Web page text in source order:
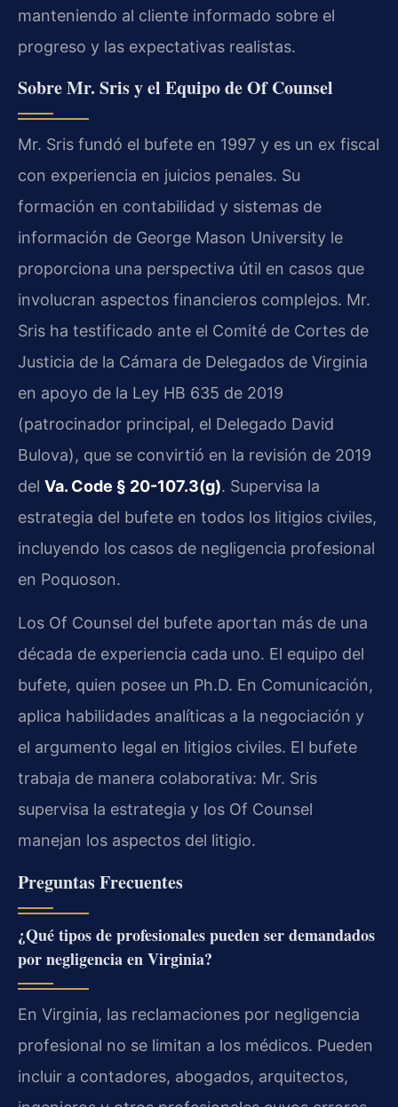
manteniendo al cliente informado sobre el
progreso y las expectativas realistas.
Sobre Mr. Sris y el Equipo de Of Counsel
Mr. Sris fundó el bufete en 1997 y es un ex fiscal
con experiencia en juicios penales. Su
formación en contabilidad y sistemas de
información de George Mason University le
proporciona una perspectiva útil en casos que
involucran aspectos financieros complejos. Mr.
Sris ha testificado ante el Comité de Cortes de
Justicia de la Cámara de Delegados de Virginia
en apoyo de la Ley HB 635 de 2019
(patrocinador principal, el Delegado David
Bulova), que se convirtió en la revisión de 2019
del Va. Code § 20-107.3(g). Supervisa la
estrategia del bufete en todos los litigios civiles,
incluyendo los casos de negligencia profesional
en Poquoson.
Los Of Counsel del bufete aportan más de una
década de experiencia cada uno. El equipo del
bufete, quien posee un Ph.D. En Comunicación,
aplica habilidades analíticas a la negociación y
el argumento legal en litigios civiles. El bufete
trabaja de manera colaborativa: Mr. Sris
supervisa la estrategia y los Of Counsel
manejan los aspectos del litigio.
Preguntas Frecuentes
¿Qué tipos de profesionales pueden ser demandados
por negligencia en Virginia?
En Virginia, las reclamaciones por negligencia
profesional no se limitan a los médicos. Pueden
incluir a contadores, abogados, arquitectos,